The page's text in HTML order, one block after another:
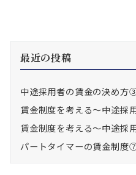
最近の投稿
中途採用者の賃金の決め方
賃金制度を考える～中途採
賃金制度を考える～中途採
パートタイマーの賃金制度